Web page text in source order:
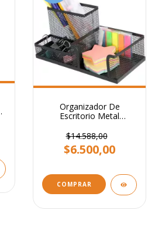
Organizador De
Escritorio Metal
Portataco Negro 3
Cavidades
$14.588,00
$6.500,00